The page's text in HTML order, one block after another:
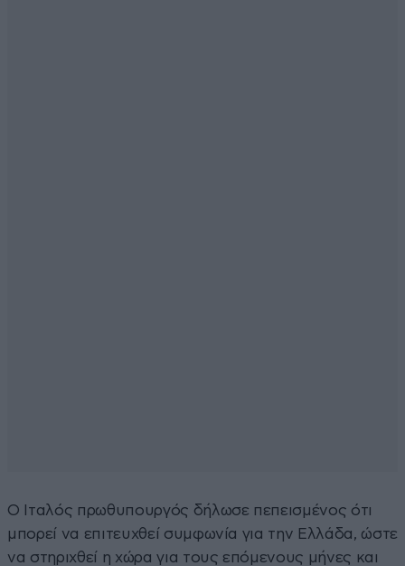
Ο Ιταλός πρωθυπουργός δήλωσε πεπεισμένος ότι
μπορεί να επιτευχθεί συμφωνία για την Ελλάδα, ώστε
να στηριχθεί η χώρα για τους επόμενους μήνες και